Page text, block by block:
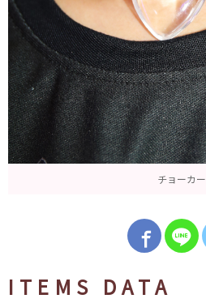
チョーカー
ITEMS DATA